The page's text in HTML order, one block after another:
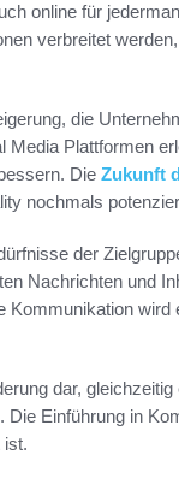
online für
verbreitet
die
Plattformen
Die Zukunft
nochmals
der
Nachrichten und
dar,
Einführung in
ist.